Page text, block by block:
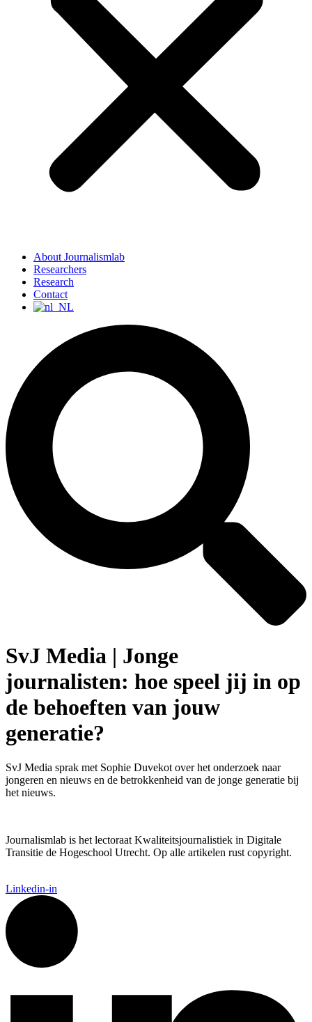
About Journalismlab
Researchers
Research
Contact
SvJ Media | Jonge
journalisten: hoe speel jij in op
de behoeften van jouw
generatie?
SvJ Media sprak met Sophie Duvekot over het onderzoek naar
jongeren en nieuws en de betrokkenheid van de jonge generatie bij
het nieuws.
Journalismlab is het lectoraat Kwaliteitsjournalistiek in Digitale
Transitie de Hogeschool Utrecht. Op alle artikelen rust copyright.
Linkedin-in